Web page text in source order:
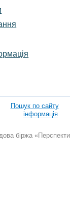
Пошук по сайту
інформація
біржа